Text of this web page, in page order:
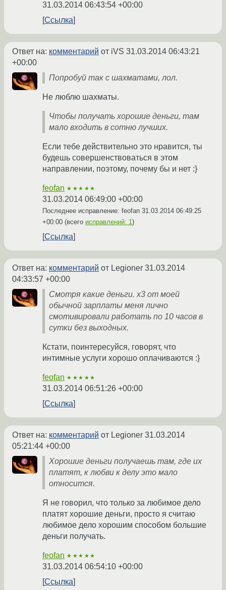
31.03.2014 06:43:54 +00:00
Ссылка
Ответ на: комментарий от iVS 31.03.2014 06:43:21
+00:00
Попробуй так с шахматами, лол.
Не люблю шахматы.
Чтобы получать хорошие деньги, там
мало входить в сотню лучших.
Если тебе действительно это нравится, ты
будешь совершенствоваться в этом
направлении, поэтому, почему бы и нет :}
feofan ★★★★★
31.03.2014 06:49:00 +00:00
Последнее исправление: feofan 31.03.2014 06:49:25
+00:00 (всего исправлений: 1)
Ссылка
Ответ на: комментарий от Legioner 31.03.2014
04:33:57 +00:00
Смотря какие деньги. x3 от моей
обычной зарплаты меня лично
смотивировали работать по 10 часов в
сутки без выходных.
Кстати, поинтересуйся, говорят, что
интимные услуги хорошо оплачиваются :}
feofan ★★★★★
31.03.2014 06:51:26 +00:00
Ссылка
Ответ на: комментарий от Legioner 31.03.2014
05:21:44 +00:00
Хорошие деньги получаешь там, где их
платят, к любви к делу это мало
относится.
Я не говорил, что только за любимое дело
платят хорошие деньги, просто я считаю
любимое дело хорошим способом большие
деньги получать.
feofan ★★★★★
31.03.2014 06:54:10 +00:00
Ссылка